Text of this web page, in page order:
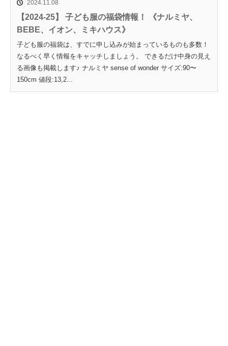
2024.11.08
【2024-25】 子ども服の福袋情報！ 《ナルミヤ、
BEBE、イオン、ミキハウス》
子ども服の福袋は、すでに申し込みが始まっているものも多数！
なるべく早く情報をキャッチしましょう。 できるだけ中身の見え
る画像も掲載します♪ ナルミヤ sense of wonder サイズ:90〜
150cm 値段:13,2...